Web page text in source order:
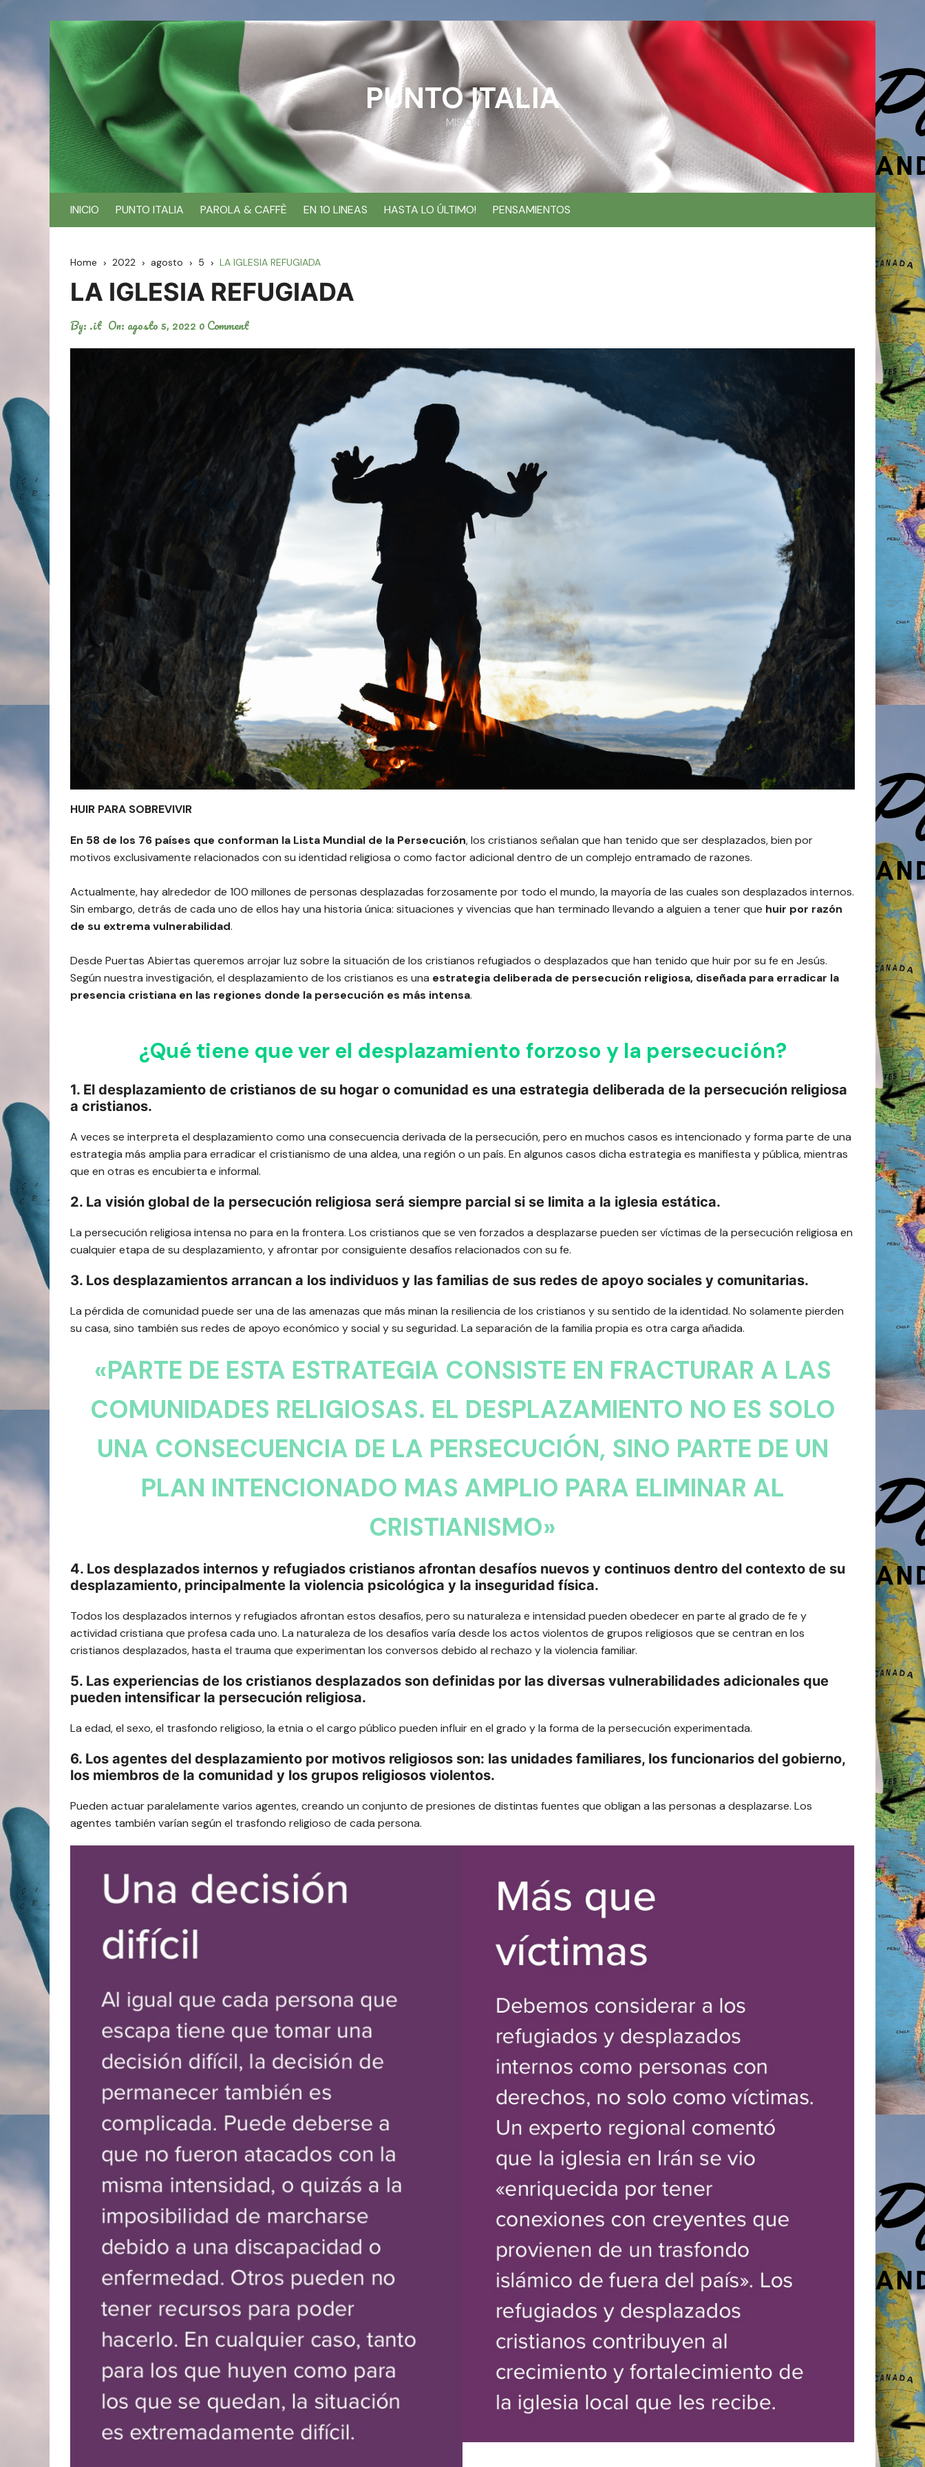
Skip
to
content
PUNTO ITALIA
MISIÓN
INICIO PUNTO ITALIA PAROLA & CAFFÈ EN 10 LINEAS HASTA LO ÚLTIMO! PENSAMIENTOS
Home 2022 agosto 5 LA IGLESIA REFUGIADA
LA IGLESIA REFUGIADA
By: .it On: agosto 5, 2022 0 Comment
HUIR PARA SOBREVIVIR
En 58 de los 76 países que conforman la Lista Mundial de la Persecución, los cristianos señalan que han tenido que ser desplazados, bien por
motivos exclusivamente relacionados con su identidad religiosa o como factor adicional dentro de un complejo entramado de razones.
Actualmente, hay alrededor de 100 millones de personas desplazadas forzosamente por todo el mundo, la mayoría de las cuales son desplazados internos.
Sin embargo, detrás de cada uno de ellos hay una historia única: situaciones y vivencias que han terminado llevando a alguien a tener que huir por razón
de su extrema vulnerabilidad.
Desde Puertas Abiertas queremos arrojar luz sobre la situación de los cristianos refugiados o desplazados que han tenido que huir por su fe en Jesús.
Según nuestra investigación, el desplazamiento de los cristianos es una estrategia deliberada de persecución religiosa, diseñada para erradicar la
presencia cristiana en las regiones donde la persecución es más intensa.
¿Qué tiene que ver el desplazamiento forzoso y la persecución?
1. El desplazamiento de cristianos de su hogar o comunidad es una estrategia deliberada de la persecución religiosa
a cristianos.
A veces se interpreta el desplazamiento como una consecuencia derivada de la persecución, pero en muchos casos es intencionado y forma parte de una
estrategia más amplia para erradicar el cristianismo de una aldea, una región o un país. En algunos casos dicha estrategia es manifiesta y pública, mientras
que en otras es encubierta e informal.
2. La visión global de la persecución religiosa será siempre parcial si se limita a la iglesia estática.
La persecución religiosa intensa no para en la frontera. Los cristianos que se ven forzados a desplazarse pueden ser víctimas de la persecución religiosa en
cualquier etapa de su desplazamiento, y afrontar por consiguiente desafíos relacionados con su fe.
3. Los desplazamientos arrancan a los individuos y las familias de sus redes de apoyo sociales y comunitarias.
La pérdida de comunidad puede ser una de las amenazas que más minan la resiliencia de los cristianos y su sentido de la identidad. No solamente pierden
su casa, sino también sus redes de apoyo económico y social y su seguridad. La separación de la familia propia es otra carga añadida.
«PARTE DE ESTA ESTRATEGIA CONSISTE EN FRACTURAR A LAS
COMUNIDADES RELIGIOSAS. EL DESPLAZAMIENTO NO ES SOLO
UNA CONSECUENCIA DE LA PERSECUCIÓN, SINO PARTE DE UN
PLAN INTENCIONADO MAS AMPLIO PARA ELIMINAR AL
CRISTIANISMO»
4. Los desplazados internos y refugiados cristianos afrontan desafíos nuevos y continuos dentro del contexto de su
desplazamiento, principalmente la violencia psicológica y la inseguridad física.
Todos los desplazados internos y refugiados afrontan estos desafíos, pero su naturaleza e intensidad pueden obedecer en parte al grado de fe y
actividad cristiana que profesa cada uno. La naturaleza de los desafíos varía desde los actos violentos de grupos religiosos que se centran en los
cristianos desplazados, hasta el trauma que experimentan los conversos debido al rechazo y la violencia familiar.
5. Las experiencias de los cristianos desplazados son definidas por las diversas vulnerabilidades adicionales que
pueden intensificar la persecución religiosa.
La edad, el sexo, el trasfondo religioso, la etnia o el cargo público pueden influir en el grado y la forma de la persecución experimentada.
6. Los agentes del desplazamiento por motivos religiosos son: las unidades familiares, los funcionarios del gobierno,
los miembros de la comunidad y los grupos religiosos violentos.
Pueden actuar paralelamente varios agentes, creando un conjunto de presiones de distintas fuentes que obligan a las personas a desplazarse. Los
agentes también varían según el trasfondo religioso de cada persona.